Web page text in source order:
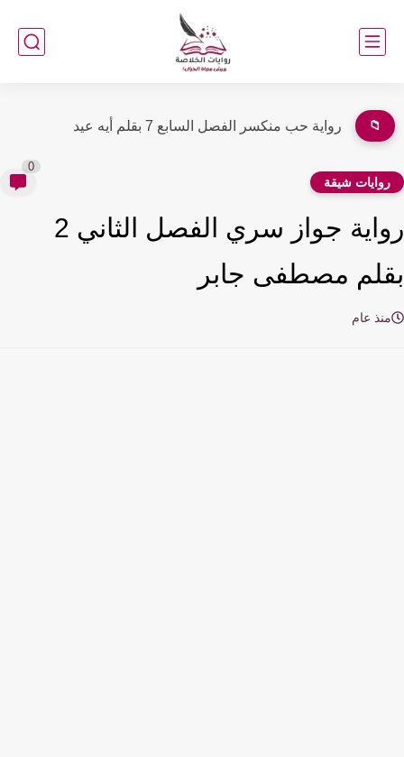
📁 رواية حب منكسر الفصل السابع 7 بقلم أيه عيد
شيقة
رواية جواز سري الفصل الثاني 2
مصطفى جابر
عام